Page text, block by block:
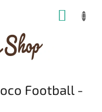
Football -